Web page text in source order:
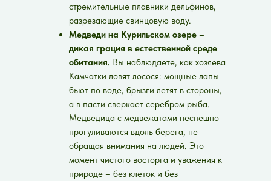
стремительные плавники дельфинов,
разрезающие свинцовую воду.
Медведи на Курильском озере –
дикая грация в естественной среде
обитания. Вы наблюдаете, как хозяева
Камчатки ловят лосося: мощные лапы
бьют по воде, брызги летят в стороны,
а в пасти сверкает серебром рыба.
Медведица с медвежатами неспешно
прогуливаются вдоль берега, не
обращая внимания на людей. Это
момент чистого восторга и уважения к
природе – без клеток и без